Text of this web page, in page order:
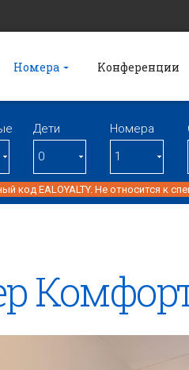
Номера Kонференции
Дети Номерa
код EALOYALTY. Не относится к